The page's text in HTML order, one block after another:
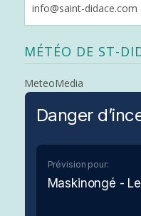
info@saint-didace.com
MÉTÉO DE ST-
MeteoMedia
Danger
Prévision pour:
Maskinongé -